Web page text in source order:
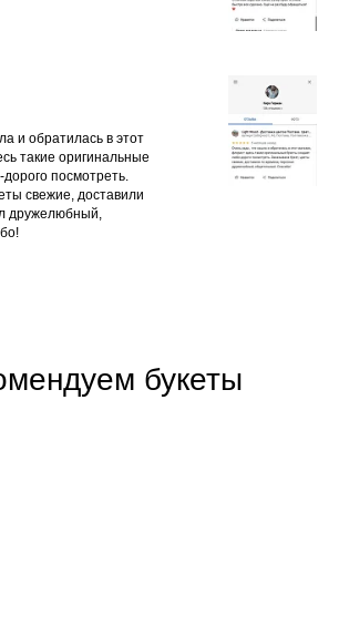
и обратилась в этот
такие оригинальные
посмотреть.
свежие, доставили
дружелюбный,
букеты